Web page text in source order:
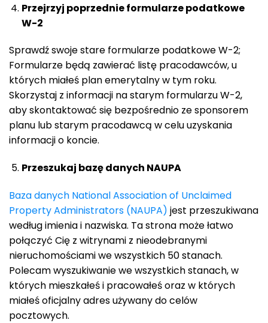
Przejrzyj poprzednie formularze podatkowe
W-2
Sprawdź swoje stare formularze podatkowe W-2;
Formularze będą zawierać listę pracodawców, u
których miałeś plan emerytalny w tym roku.
Skorzystaj z informacji na starym formularzu W-2,
aby skontaktować się bezpośrednio ze sponsorem
planu lub starym pracodawcą w celu uzyskania
informacji o koncie.
Przeszukaj bazę danych NAUPA
Baza danych National Association of Unclaimed
Property Administrators (NAUPA) jest przeszukiwana
według imienia i nazwiska. Ta strona może łatwo
połączyć Cię z witrynami z nieodebranymi
nieruchomościami we wszystkich 50 stanach.
Polecam wyszukiwanie we wszystkich stanach, w
których mieszkałeś i pracowałeś oraz w których
miałeś oficjalny adres używany do celów
pocztowych.